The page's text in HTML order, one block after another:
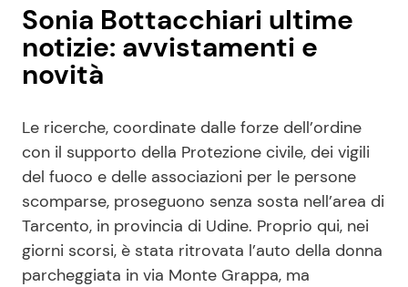
Sonia Bottacchiari ultime
notizie: avvistamenti e
novità
Le ricerche, coordinate dalle forze dell’ordine
con il supporto della Protezione civile, dei vigili
del fuoco e delle associazioni per le persone
scomparse, proseguono senza sosta nell’area di
Tarcento, in provincia di Udine. Proprio qui, nei
giorni scorsi, è stata ritrovata l’auto della donna
parcheggiata in via Monte Grappa, ma